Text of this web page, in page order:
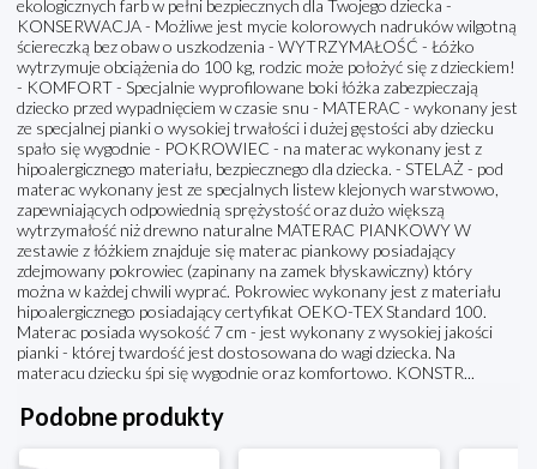
ekologicznych farb w pełni bezpiecznych dla Twojego dziecka -
KONSERWACJA - Możliwe jest mycie kolorowych nadruków wilgotną
ściereczką bez obaw o uszkodzenia - WYTRZYMAŁOŚĆ - Łóżko
wytrzymuje obciążenia do 100 kg, rodzic może położyć się z dzieckiem!
- KOMFORT - Specjalnie wyprofilowane boki łóżka zabezpieczają
dziecko przed wypadnięciem w czasie snu - MATERAC - wykonany jest
ze specjalnej pianki o wysokiej trwałości i dużej gęstości aby dziecku
spało się wygodnie - POKROWIEC - na materac wykonany jest z
hipoalergicznego materiału, bezpiecznego dla dziecka. - STELAŻ - pod
materac wykonany jest ze specjalnych listew klejonych warstwowo,
zapewniających odpowiednią sprężystość oraz dużo większą
wytrzymałość niż drewno naturalne MATERAC PIANKOWY W
zestawie z łóżkiem znajduje się materac piankowy posiadający
zdejmowany pokrowiec (zapinany na zamek błyskawiczny) który
można w każdej chwili wyprać. Pokrowiec wykonany jest z materiału
hipoalergicznego posiadający certyfikat OEKO-TEX Standard 100.
Materac posiada wysokość 7 cm - jest wykonany z wysokiej jakości
pianki - której twardość jest dostosowana do wagi dziecka. Na
materacu dziecku śpi się wygodnie oraz komfortowo. KONSTR...
Podobne produkty